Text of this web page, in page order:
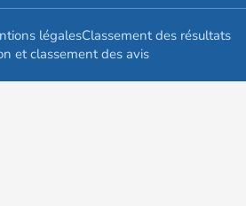
légalesClassement des résultats
et classement des avis